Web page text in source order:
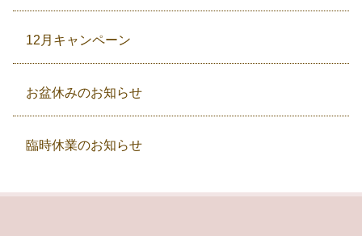
12月キャンペーン
お盆休みのお知らせ
臨時休業のお知らせ